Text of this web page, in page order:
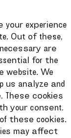
experience
Out of these,
are
for the
website. We
us analyze and
These cookies
your consent.
these cookies.
may affect